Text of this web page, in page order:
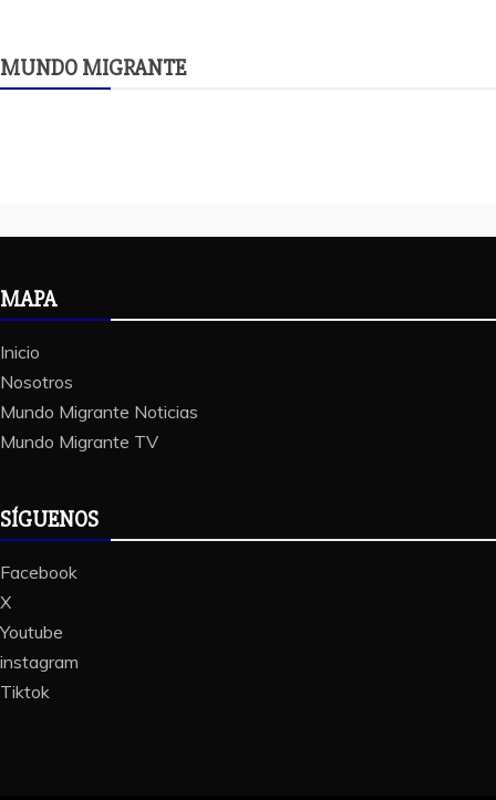
MUNDO MIGRANTE
MAPA
Inicio
Nosotros
Mundo Migrante Noticias
Mundo Migrante TV
SÍGUENOS
Facebook
X
Youtube
instagram
Tiktok